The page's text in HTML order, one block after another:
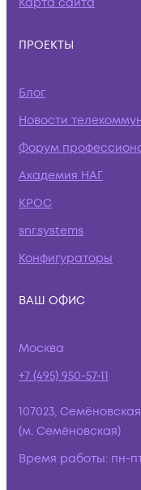
ПРОЕКТЫ
Блог
Новости
Форум
Академия НАГ
КРОС
snr.systems
Конфигураторы
ВАШ ОФИС
Москва
+7 (495) 950-57-11
107023,
(м. Семёновская)
Время работы: пн-